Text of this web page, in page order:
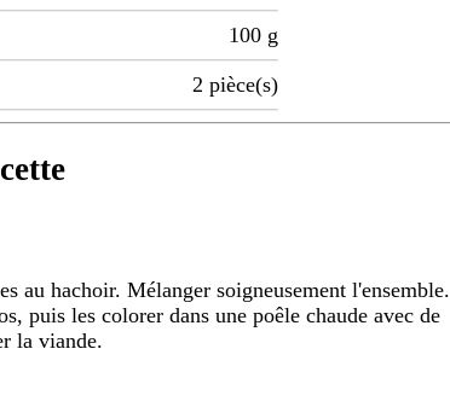
100 g
2 pièce(s)
au hachoir. Mélanger soigneusement l'ensemble.
puis les colorer dans une poêle chaude avec de
la viande.